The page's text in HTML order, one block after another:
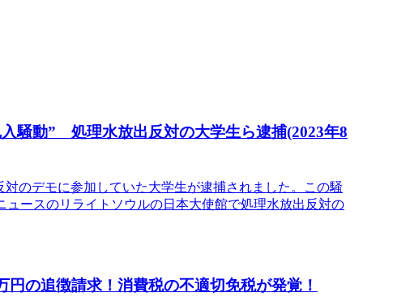
騒動” 処理水放出反対の大学生ら逮捕(2023年8
のデモに参加していた大学生が逮捕されました。この騒
ュースのリライトソウルの日本大使館で処理水放出反対の
の追徴請求！消費税の不適切免税が発覚！